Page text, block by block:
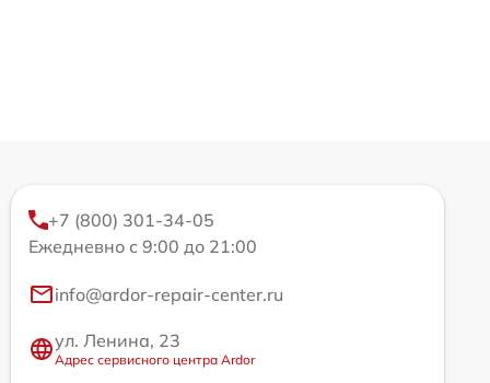
+7 (800) 301-34-05
Ежедневно с 9:00 до 21:00
info@ardor-repair-center.ru
ул. Ленина, 23
Адрес сервисного центра Ardor